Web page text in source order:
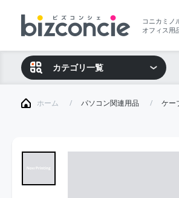
コニカミノ
オフィス用
カテゴリ一覧
ホーム パソコン関連用品 ケー